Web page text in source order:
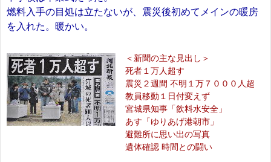
燃料入手の目処は立たないが、震災後初めてメインの暖房
を入れた。暖かい。
＜新聞の主な見出し＞
死者１万人超す
震災２週間 不明１万７０００人超
教員移動１日付変えず
宮城県知事「飲料水安全」
あす「ゆりあげ港朝市」
避難所に思い出の写真
遺体確認 時間との闘い